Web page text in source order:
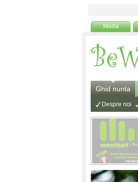
Moda
Ghid nunta
Despre noi